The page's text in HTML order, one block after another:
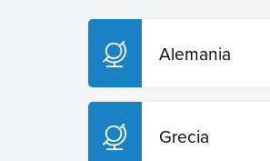
Alemania
Grecia